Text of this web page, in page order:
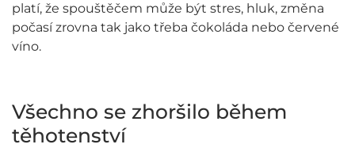
platí, že spouštěčem může být stres, hluk, změna
počasí zrovna tak jako třeba čokoláda nebo červené
víno.
Všechno se zhoršilo během
těhotenství